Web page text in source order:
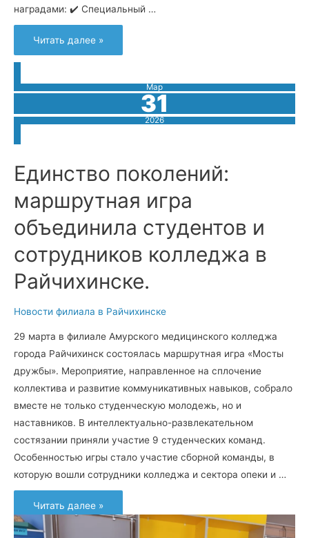
наградами: ✔️ Специальный …
Сила
–
в
–
Читать далее »
Мар
31
2026
Единство поколений:
маршрутная игра
объединила студентов и
сотрудников колледжа в
Райчихинске.
Новости филиала в Райчихинске
29 марта в филиале Амурского медицинского колледжа
города Райчихинск состоялась маршрутная игра «Мосты
дружбы». Мероприятие, направленное на сплочение
коллектива и развитие коммуникативных навыков, собрало
вместе не только студенческую молодежь, но и
наставников. В интеллектуально-развлекательном
состязании приняли участие 9 студенческих команд.
Особенностью игры стало участие сборной команды, в
которую вошли сотрудники колледжа и сектора опеки и …
Единство
поколений:
маршрутная
игра
Читать далее »